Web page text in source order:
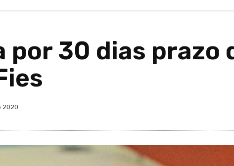
por 30 dias prazo
2020